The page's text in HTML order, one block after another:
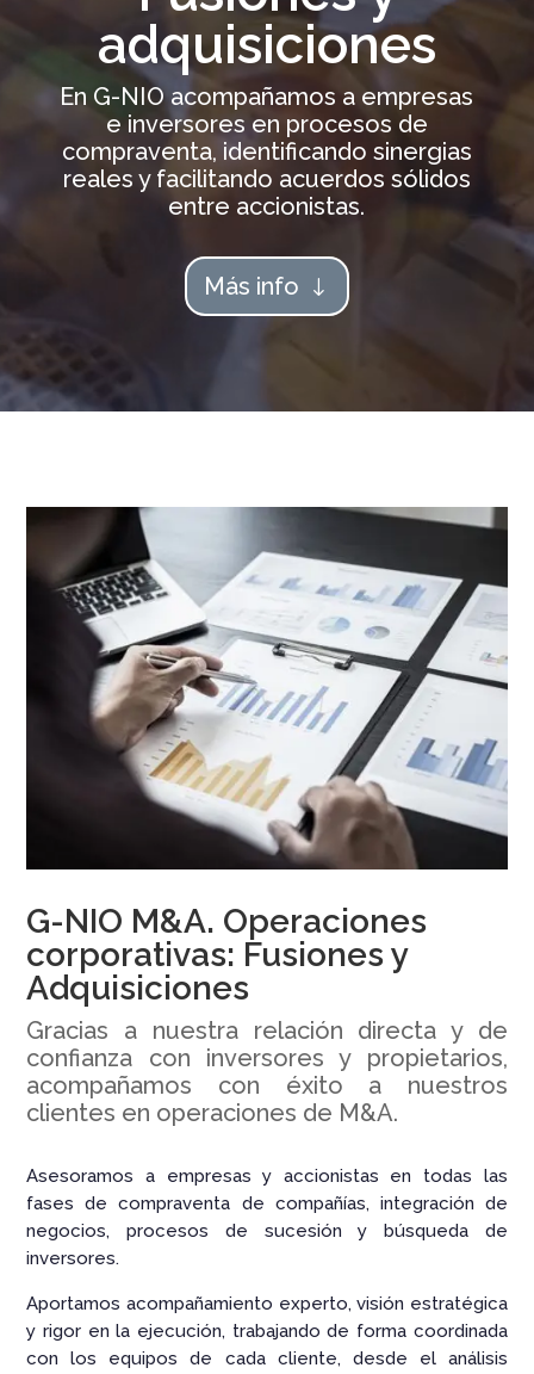
adquisiciones
En G-NIO acompañamos a empresas
e inversores en procesos de
compraventa, identificando sinergias
reales y facilitando acuerdos sólidos
entre accionistas.
Más info
G-NIO M&A. Operaciones
corporativas: Fusiones y
Adquisiciones
Gracias a nuestra relación directa y de
confianza con inversores y propietarios,
acompañamos con éxito a nuestros
clientes en operaciones de M&A.
Asesoramos a empresas y accionistas en todas las
fases de compraventa de compañías, integración de
negocios, procesos de sucesión y búsqueda de
inversores.
Aportamos acompañamiento experto, visión estratégica
y rigor en la ejecución, trabajando de forma coordinada
con los equipos de cada cliente, desde el análisis